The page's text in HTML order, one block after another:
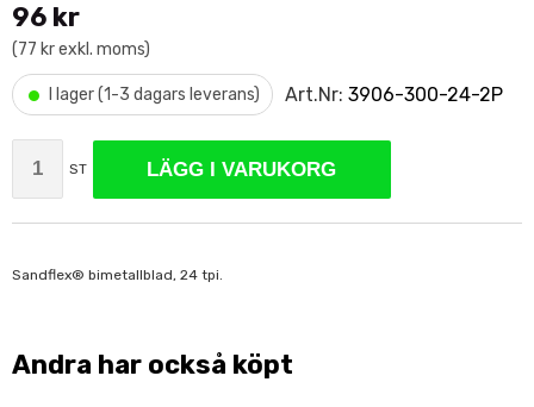
96 kr
(77 kr exkl. moms)
• I lager (1-3 dagars leverans) Art.Nr: 3906-300-24-2P
ST LÄGG I VARUKORG
Sandflex® bimetallblad, 24 tpi.
Andra har också köpt